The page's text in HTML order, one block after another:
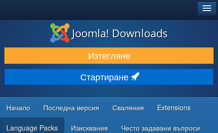
ИЗТЕГЛЯНЕ & РАЗШИРЯВАНЕ
ОТКРИВАЙТЕ & УЧЕТЕ
ОБЩНОСТ & ПОДДРЪЖКА
РЕСУРСИ ЗА РАЗРАБОТКА
Joomla! Downloads
Изтегляне
Стартиране
Начало Последна версия Сваляния Extensions
Language Packs Изисквания Често задавани въпроси